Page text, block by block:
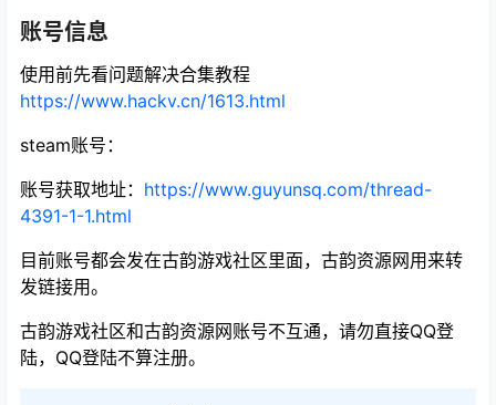
账号信息
使用前先看问题解决合集教程
https://www.hackv.cn/1613.html
steam账号：
账号获取地址： https://www.guyunsq.com/thread-
4391-1-1.html
目前账号都会发在古韵游戏社区里面，古韵资源网用来转
发链接用。
古韵游戏社区和古韵资源网账号不互通，请勿直接QQ登
陆，QQ登陆不算注册。